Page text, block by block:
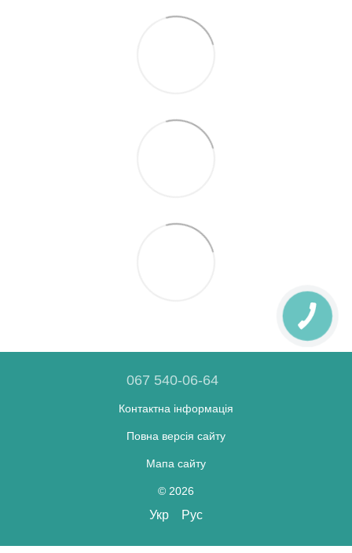
067 540-06-64
Контактна інформація
Повна версія сайту
Мапа сайту
© 2026
Укр Рус